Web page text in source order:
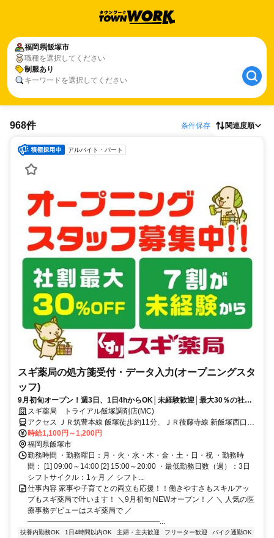
福岡県飯塚市
職種を選択してください
制服あり
キーワードを選択してください
968件 条件保存 関連度順
アルバイト・パート
スギ薬局の処方箋受付・データ入力(オープニングスタ
ッフ)
9月初旬オープン！週3日、1日4hからOK│未経験歓迎│最大30％の社割
ありスギ薬局 トライアル飯塚調剤店(MC)
アクセス ＪＲ筑豊本線 飯塚徒歩約11分、ＪＲ後藤寺線 新飯塚西口徒
歩約24分、ＪＲ筑豊本線 新飯塚西口徒歩約24分
時給1,100円～1,200円
福岡県飯塚市
勤務時間 ・勤務曜日：月・火・水・木・金・土・日・祝 ・勤務時
間： [1] 09:00～14:00 [2] 15:00～20:00 ・最低勤務日数（週）：3日
シフトサイクル：1ヶ月 ／ シフト...
仕事内容 家事や子育てとの両立も応援！！働きやすさもスキルアッ
プもスギ薬局で叶います！ ＼9月初旬 NEWオープン！／ ＼ 人気の医
療事務デビューはスギ薬局で ／
――――――――――――――――――...
扶養内勤務OK 1日4時間以内OK 主婦・主夫歓迎 フリーター歓迎
バイク通勤OK